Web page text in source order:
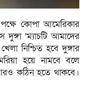
কোপা আমেরিকার
‘ম্যাচটি আমাদের
নিশ্চিত হবে দুঙ্গার
হয়ে নামবে বলে
কঠিন হতে থাকবে।